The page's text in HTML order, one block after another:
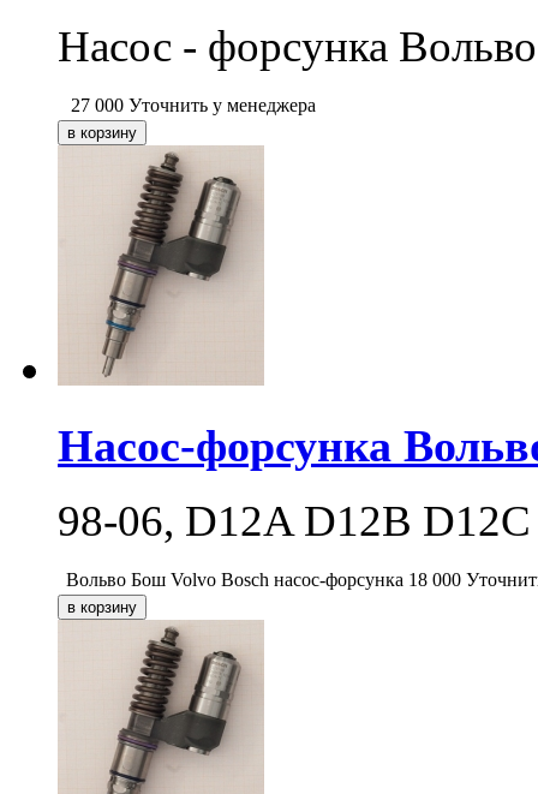
Насос - форсунка Вольво
27 000 Уточнить у менеджера
Насос-форсунка
98-06, D12A D12B D12C
Вольво Бош Volvo Bosch насос-форсунка 18 000